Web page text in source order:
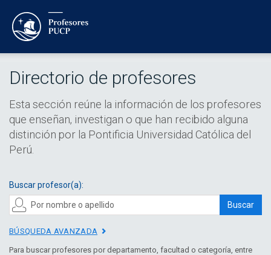
Directorio de profesores
Esta sección reúne la información de los profesores
que enseñan, investigan o que han recibido alguna
distinción por la Pontificia Universidad Católica del
Perú.
Buscar profesor(a):
Buscar
BÚSQUEDA AVANZADA
Para buscar profesores por departamento, facultad o categoría, entre